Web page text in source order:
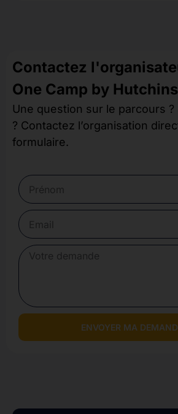
Contactez
One Camp by
Une question sur le parcours ?
? Contactez l’organisation
formulaire.
ENVOYER MA